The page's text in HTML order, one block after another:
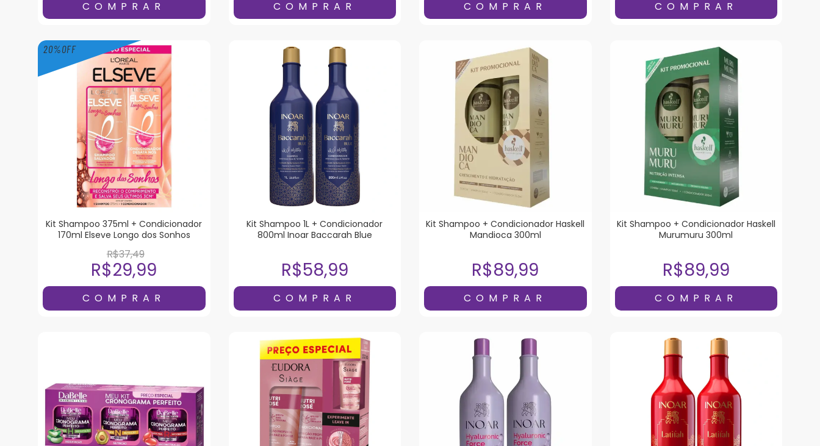
20%OFF
Kit Shampoo 375ml + Condicionador
170ml Elseve Longo dos Sonhos
R$37,49
R$29,99
Kit Shampoo 1L + Condicionador
800ml Inoar Baccarah Blue
R$58,99
Kit Shampoo + Condicionador Haskell
Mandioca 300ml
R$89,99
Kit Shampoo + Condicionador Haskell
Murumuru 300ml
R$89,99